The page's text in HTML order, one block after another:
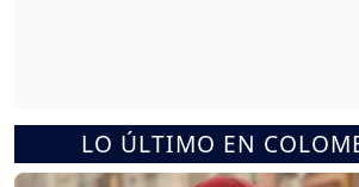
LO ÚLTIMO EN